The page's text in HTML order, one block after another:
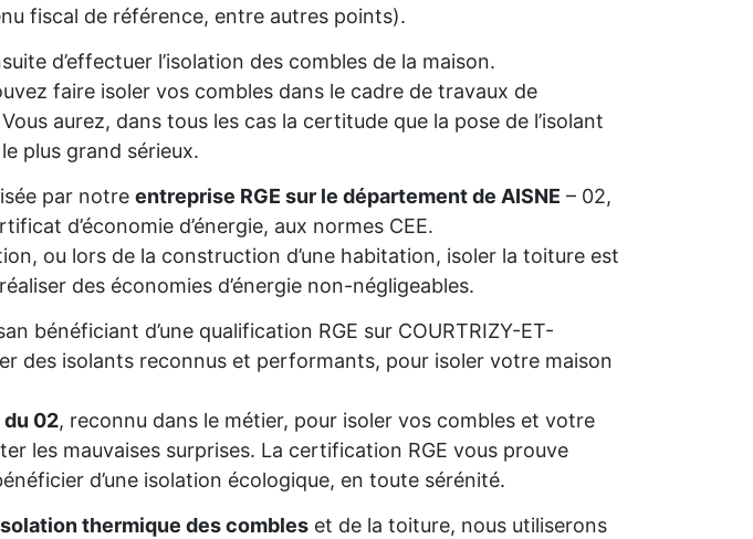
fiscal de référence, entre autres points).
d’effectuer l’isolation des combles de la maison.
faire isoler vos combles dans le cadre de travaux de
aurez, dans tous les cas la certitude que la pose de l’isolant
plus grand sérieux.
par notre entreprise RGE sur le département de AISNE – 02,
d’économie d’énergie, aux normes CEE.
ou lors de la construction d’une habitation, isoler la toiture est
des économies d’énergie non-négligeables.
bénéficiant d’une qualification RGE sur COURTRIZY-ET-
des isolants reconnus et performants, pour isoler votre maison
du 02, reconnu dans le métier, pour isoler vos combles et votre
les mauvaises surprises. La certification RGE vous prouve
d’une isolation écologique, en toute sérénité.
thermique des combles et de la toiture, nous utiliserons